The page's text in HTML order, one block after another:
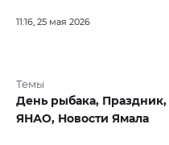
11:16, 25 мая 2026
Темы
День рыбака, Праздник,
ЯНАО, Новости Ямала